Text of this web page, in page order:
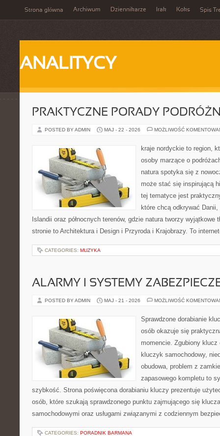
Strona główna Archiwum Dziennikarze Irak Koks Spis
ANALITYCY
PRAKTYCZNE PORADY
POSTED BY ADMIN MAJ - 22 - 2026 MOŻLIWOŚĆ
kraje nordyckie to region,
osoby marzące o
natura spotyka się z
może stać się inspirującą
tej tematyce jest
które chcą odkrywać
Islandii oraz północnych terenów, gdzie natura tworzy wyjątkowe
stronie to Architektura i Design i Przyroda i Krajobrazy. To
CATEGORIES: MUZYKA
ALARMY I SYSTEMY
POSTED BY ADMIN MAJ - 21 - 2026 MOŻLIWOŚĆ
Sprawdzone dorabianie
osób okazuje się
momencie. Zgubiony
kluczyk samochodowy,
obudowa, problem z
zapasowego kompletu to
szybkość. Strona poświęcona dorabianiu kluczy prezentuje
osób, które szukają sprawdzonego punktu zajmującego się
samochodowymi oraz usługami związanymi z codziennym
CATEGORIES: PORADNIK BARMANA